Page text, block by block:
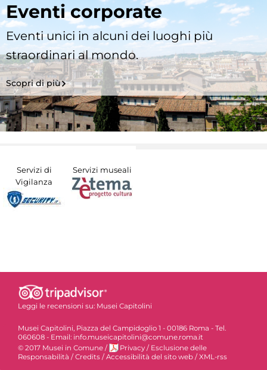
Eventi corporate
Eventi unici in alcuni dei luoghi più
straordinari al mondo.
Scopri di più
Servizi di
Vigilanza
Servizi museali
Leggi le recensioni su: Musei Capitolini
Musei Capitolini, Piazza del Campidoglio 1 - 00186 Roma - Tel.
060608 - Email: info.museicapitolini@comune.roma.it
© 2017 Musei in Comune / Privacy / Esclusione delle
Responsabilità / Credits / Accessibilità del sito web / XML-rss